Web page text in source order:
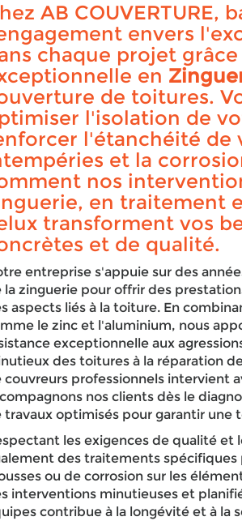
AB COUVERTURE,
envers
chaque projet
en
de toitures.
l'isolation de
l'étanchéité de
et la
nos
en traitement
transforment vos
et de qualité.
entreprise s'appuie sur des
la zinguerie pour offrir des
aspects liés à la toiture. En
le zinc et l'aluminium, nous
exceptionnelle aux
des toitures à la réparation
couvreurs professionnels intervient
nos clients dès le
travaux optimisés pour garantir une
les exigences de qualité et
des traitements
ou de corrosion sur les
interventions minutieuses et
contribue à la longévité et à la